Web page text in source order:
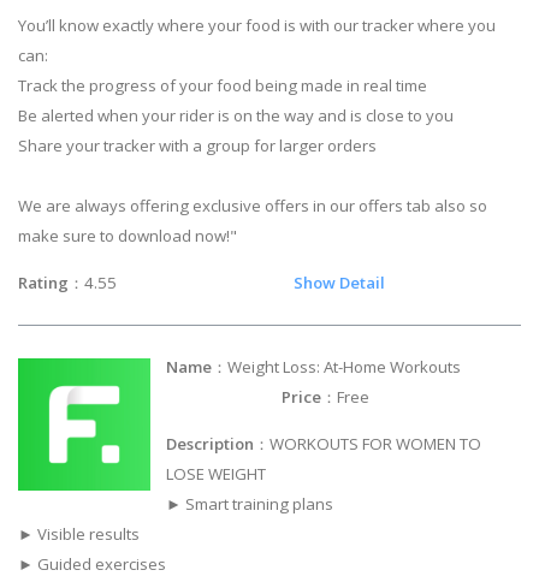
You’ll know exactly where your food is with our tracker where you
can:
Track the progress of your food being made in real time
Be alerted when your rider is on the way and is close to you
Share your tracker with a group for larger orders
We are always offering exclusive offers in our offers tab also so
make sure to download now!"
Rating ：4.55 Show Detail
Name ：Weight Loss: At-Home Workouts
Price ：Free
Description ：WORKOUTS FOR WOMEN TO
LOSE WEIGHT
► Smart training plans
► Visible results
► Guided exercises